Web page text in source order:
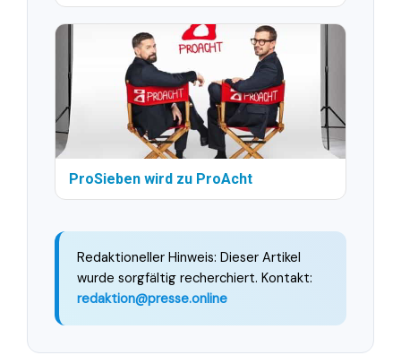
ProSieben wird zu ProAcht
Redaktioneller Hinweis: Dieser Artikel
wurde sorgfältig recherchiert. Kontakt:
redaktion@presse.online